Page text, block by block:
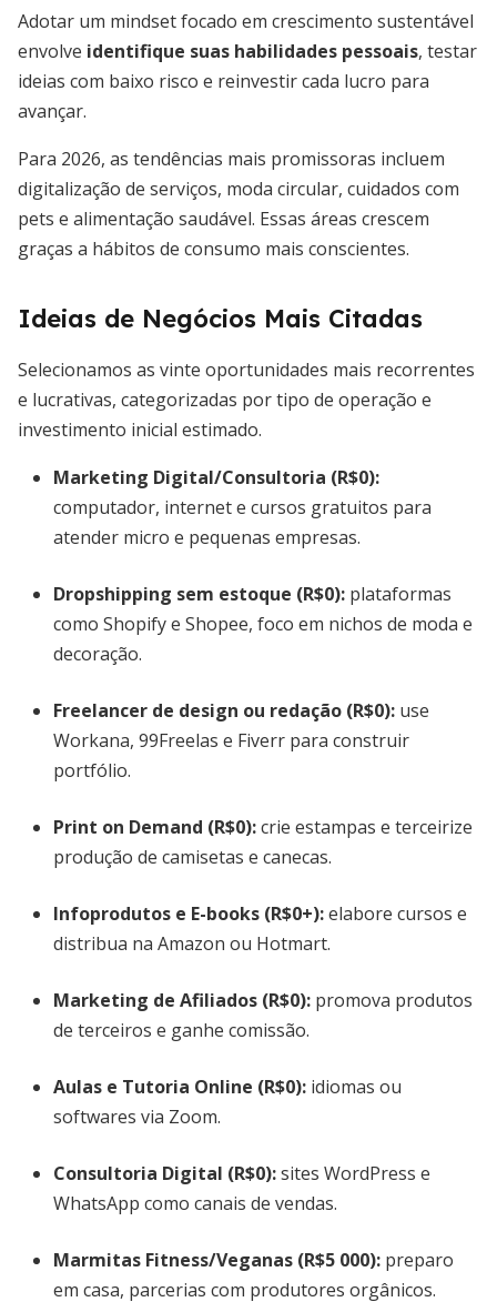
Adotar um mindset focado em crescimento sustentável
envolve identifique suas habilidades pessoais, testar
ideias com baixo risco e reinvestir cada lucro para
avançar.
Para 2026, as tendências mais promissoras incluem
digitalização de serviços, moda circular, cuidados com
pets e alimentação saudável. Essas áreas crescem
graças a hábitos de consumo mais conscientes.
Ideias de Negócios Mais Citadas
Selecionamos as vinte oportunidades mais recorrentes
e lucrativas, categorizadas por tipo de operação e
investimento inicial estimado.
Marketing Digital/Consultoria (R$0):
computador, internet e cursos gratuitos para
atender micro e pequenas empresas.
Dropshipping sem estoque (R$0): plataformas
como Shopify e Shopee, foco em nichos de moda e
decoração.
Freelancer de design ou redação (R$0): use
Workana, 99Freelas e Fiverr para construir
portfólio.
Print on Demand (R$0):crie estampas e terceirize
produção de camisetas e canecas.
Infoprodutos e E-books (R$0+):elabore cursos e
distribua na Amazon ou Hotmart.
Marketing de Afiliados (R$0): promova produtos
de terceiros e ganhe comissão.
Aulas e Tutoria Online (R$0): idiomas ou
softwares via Zoom.
Consultoria Digital (R$0):sites WordPress e
WhatsApp como canais de vendas.
Marmitas Fitness/Veganas (R$5 000): preparo
em casa, parcerias com produtores orgânicos.